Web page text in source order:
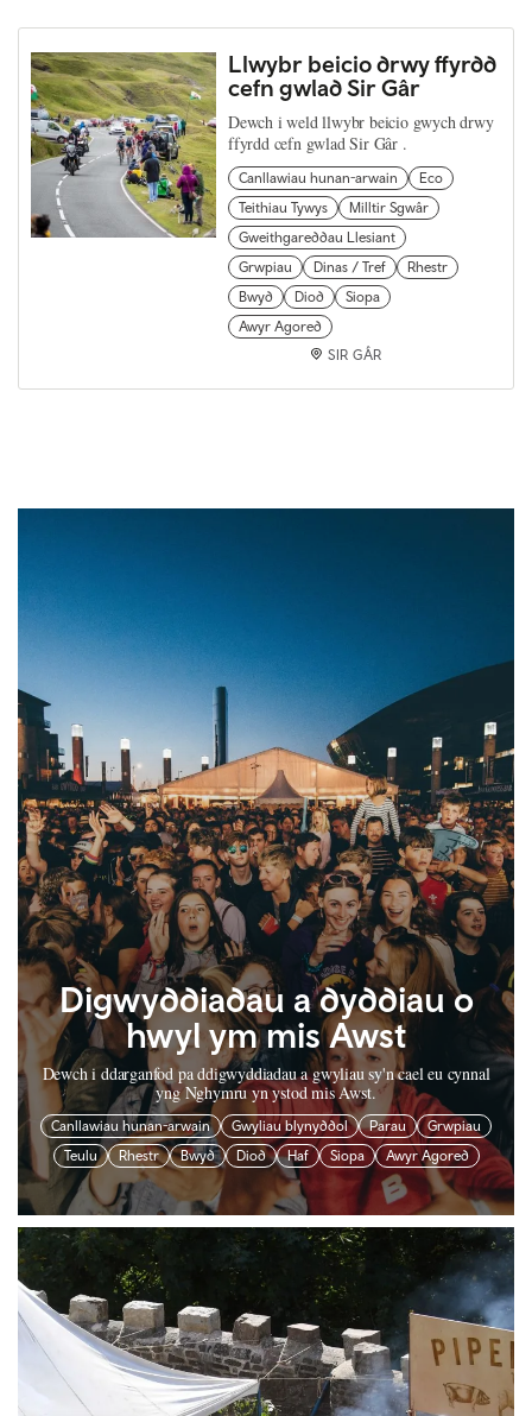
Llwybr beicio drwy ffyrdd
cefn gwlad Sir Gâr
Dewch i weld llwybr beicio gwych drwy
ffyrdd cefn gwlad Sir Gâr .
Canllawiau hunan-arwain
Eco
Teithiau Tywys
Milltir Sgwâr
Gweithgareddau Llesiant
Grwpiau
Dinas / Tref
Rhestr
Bwyd
Diod
Siopa
Awyr Agored
SIR GÂR
Digwyddiadau a dyddiau o
hwyl ym mis Awst
Dewch i ddarganfod pa ddigwyddiadau a gwyliau sy'n cael eu cynnal
yng Nghymru yn ystod mis Awst.
Canllawiau hunan-arwain Gwyliau blynyddol Parau
Grwpiau
Teulu
Rhestr Bwyd Diod Haf Siopa Awyr Agored